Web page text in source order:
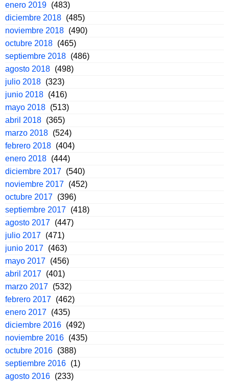
enero 2019 (483)
diciembre 2018 (485)
noviembre 2018 (490)
octubre 2018 (465)
septiembre 2018 (486)
agosto 2018 (498)
julio 2018 (323)
junio 2018 (416)
mayo 2018 (513)
abril 2018 (365)
marzo 2018 (524)
febrero 2018 (404)
enero 2018 (444)
diciembre 2017 (540)
noviembre 2017 (452)
octubre 2017 (396)
septiembre 2017 (418)
agosto 2017 (447)
julio 2017 (471)
junio 2017 (463)
mayo 2017 (456)
abril 2017 (401)
marzo 2017 (532)
febrero 2017 (462)
enero 2017 (435)
diciembre 2016 (492)
noviembre 2016 (435)
octubre 2016 (388)
septiembre 2016 (1)
agosto 2016 (233)